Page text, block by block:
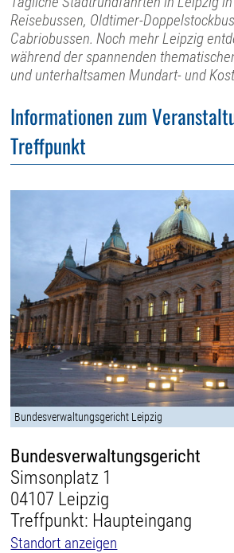
Reisebussen, Oldtimer-
Cabriobussen. Noch mehr Leipzig
während der spannenden
und unterhaltsamen Mundart- und
Informationen zum
Treffpunkt
Bundesverwaltungsgericht Leipzig
Bundesverwaltungsgericht
Simsonplatz 1
04107 Leipzig
Treffpunkt: Haupteingang
Standort anzeigen